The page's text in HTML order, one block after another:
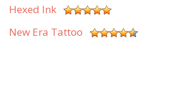
Hexed Ink
New Era Tattoo